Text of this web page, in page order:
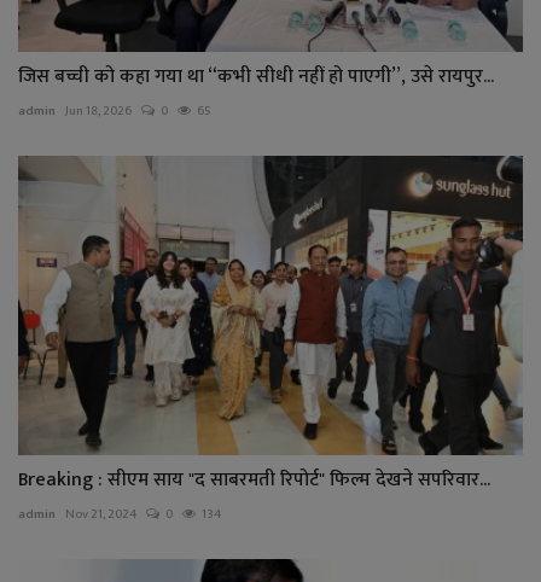
जिस बच्ची को कहा गया था “कभी सीधी नहीं हो पाएगी”, उसे रायपुर...
admin Jun 18, 2026 0 65
Breaking : सीएम साय "द साबरमती रिपोर्ट" फिल्म देखने सपरिवार...
admin Nov 21, 2024 0 134